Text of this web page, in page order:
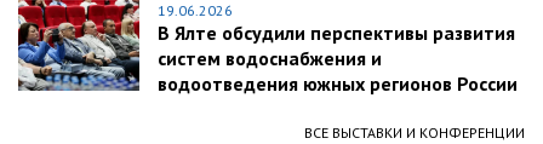
19.06.2026
В Ялте обсудили перспективы развития
систем водоснабжения и
водоотведения южных регионов России
ВСЕ ВЫСТАВКИ И КОНФЕРЕНЦИИ